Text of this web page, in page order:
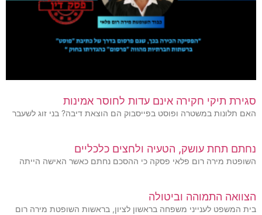
סגירת תיקי חקירה אינם עדות לחוסר אמינות
האם תלונות במשטרה ופוסט בפייסבוק הם הוצאת דיבה? בני זוג לשעבר
נחתם תחת עושק, הטעיה ולחצים כלכליים
השופטת מירה רום פלאי פסקה כי ההסכם נחתם כאשר האישה הייתה
הצוואה התמוהה וביטולה
בית המשפט לענייני משפחה בראשון לציון, בראשות השופטת מירה רום